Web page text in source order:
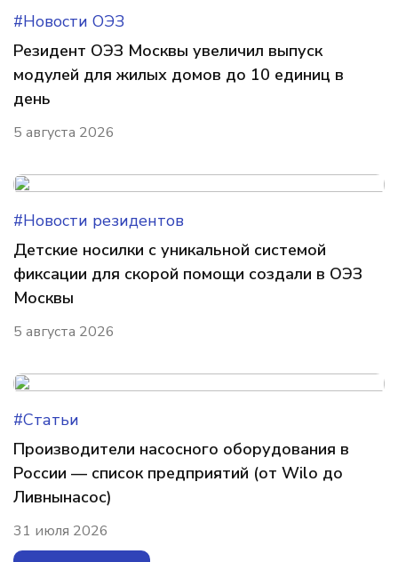
#Новости ОЭЗ
Резидент ОЭЗ Москвы увеличил выпуск
модулей для жилых домов до 10 единиц в
день
5 августа 2026
#Новости резидентов
Детские носилки с уникальной системой
фиксации для скорой помощи создали в ОЭЗ
Москвы
5 августа 2026
#Статьи
Производители насосного оборудования в
России — список предприятий (от Wilo до
Ливнынасос)
31 июля 2026